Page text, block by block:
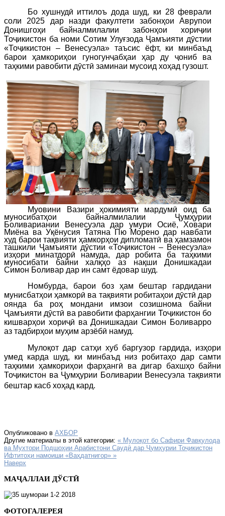
Бо хушнудӣ иттилоъ дода шуд, ки 28 феврали
соли 2025 дар назди факултети забонҳои Аврупои
Донишгоҳи байналмилалии забонҳои хориҷии
Тоҷикистон ба номи Сотим Улуғзода Ҷамъияти дӯстии
«Тоҷикистон – Венесуэла» таъсис ёфт, ки минбаъд
барои ҳамкориҳои гуногунҷабҳаи ҳар ду ҷониб ва
таҳкими равобити дӯстӣ заминаи мусоид хоҳад гузошт.
Муовини Вазири ҳокимияти мардумӣ оид ба
муносибатҳои байналмилалии Ҷумҳурии
Боливариании Венесуэла дар умури Осиё, Ховари
Миёна ва Уқёнусия Татяна Пю Морено дар навбати
худ барои тақвияти ҳамкорҳои дипломатӣ ваҳамзамон
ташкили Ҷамъияти дӯстии «Тоҷикистон – Венесуэла»
изҳори минатдорӣ намуда, дар робита ба таҳкими
муносибати байни халқҳо аз нақши Донишкадаи
Симон Боливар дар ин самт ёдовар шуд.
Номбурда, барои боз ҳам бештар гардидани
мунисбатҳои ҳамкорӣ ва тақвияти робитаҳои дӯстӣ дар
оянда ба роҳ мондани имзои созишнома байни
Ҷамъияти дӯстӣ ва равобити фарҳангии Тоҷикистон бо
кишварҳои хориҷӣ ва Донишкадаи Симон Боливарро
аз тадбирҳои муҳим арзёбӣ намуд.
Мулоқот дар сатҳи хуб баргузор гардида, изҳори
умед карда шуд, ки минбаъд низ робитаҳо дар самти
таҳкими ҳамкориҳои фарҳангӣ ва дигар бахшҳо байни
Тоҷикистон ва Ҷумҳурии Боливарии Венесуэла тақвияти
бештар касб хоҳад кард.
Опубликовано в АХБОР
Другие материалы в этой категории: « Мулоқот бо Сафири Фавқулода
ва Мухтори Подшоҳии Арабистони Саудӣ дар Ҷумҳурии Тоҷикистон
Ифтитоҳи намоиши «Ваҳдатнигор» »
Наверх
МАҶАЛЛАИ ДЎСТӢ
ФОТОГАЛЕРЕЯ